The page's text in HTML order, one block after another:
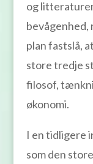
og
bevågenhed,
plan fastslå,
store tredje
filosof,
økonomi.
I en tidligere
som den